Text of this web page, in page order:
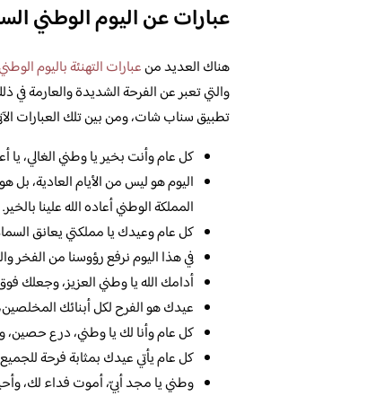
عبارات عن اليوم الوطني
هناك العديد منعبارات التهنئة باليوم
والتي تعبر عن الفرحة الشديدة والعارمة في
تطبيق سناب شات، ومن بين تلك العبارات
كل عام وأنت بخير يا وطني الغالي، يا
اليوم هو ليس من الأيام العادية،
المملكة الوطني أعاده الله علينا بالخير.
كل عام وعيدك يا مملكتي يعانق
في هذا اليوم نرفع رؤوسنا من الفخر
أدامك الله يا وطني العزيز، وجعلك
عيدك هو الفرح لكل أبنائك
كل عام وأنا لك يا وطني، درع
كل عام يأتي عيدك بمثابة فرحة
وطني يا مجد أبيّ، أموت فداء لك،